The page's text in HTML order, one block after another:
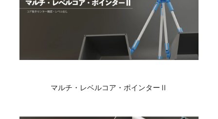
マルチ・レベルコア・ポインターⅡ